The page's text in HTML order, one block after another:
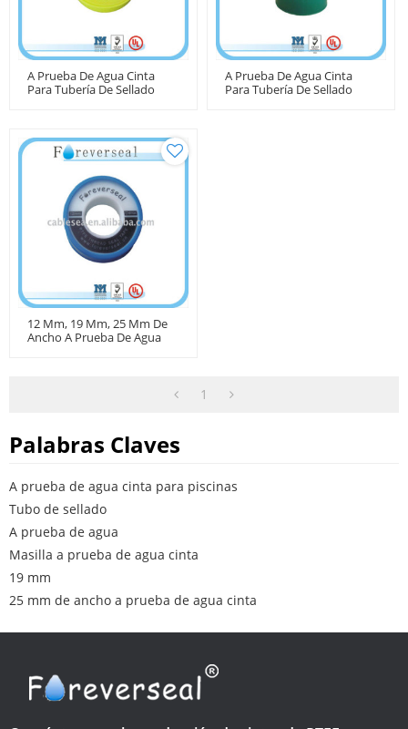
A Prueba De Agua Cinta
Para Tubería De Sellado
A Prueba De Agua Cinta
Para Tubería De Sellado
12 Mm, 19 Mm, 25 Mm De
Ancho A Prueba De Agua
1
Palabras Claves
A prueba de agua cinta para piscinas
Tubo de sellado
A prueba de agua
Masilla a prueba de agua cinta
19 mm
25 mm de ancho a prueba de agua cinta